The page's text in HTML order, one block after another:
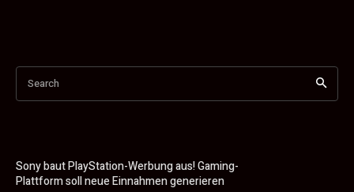
Search
Sony baut PlayStation-Werbung aus! Gaming-
Plattform soll neue Einnahmen generieren